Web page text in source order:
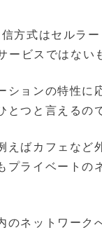
方式はセルラ
ビスではない
ョンの特性に
つと言えるの
ばカフェなど
ライベートの
ネットワーク